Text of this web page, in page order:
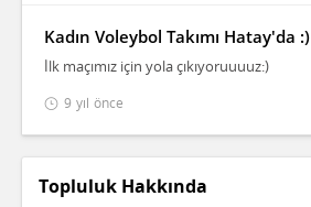
Kadın Voleybol Takımı Hatay'da :)
İlk maçımız için yola çıkıyoruuuuz:)
9 yıl önce
Topluluk Hakkında